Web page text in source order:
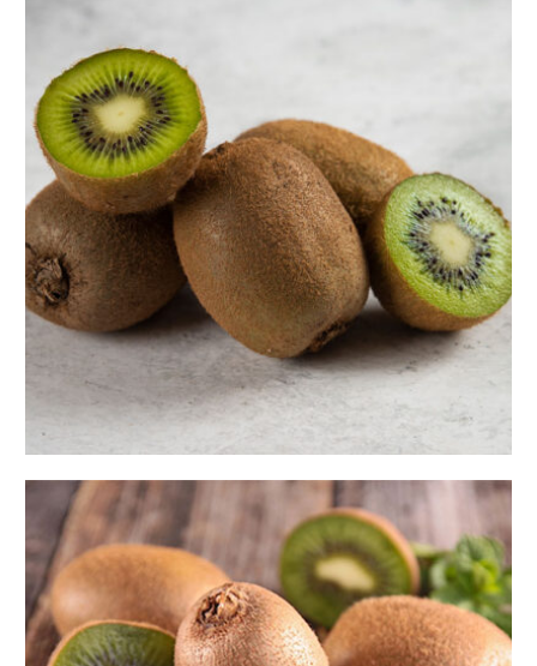
قیمت کیوی در سال 1403: تحلیلی از بازار و
عوامل تأثیرگذار